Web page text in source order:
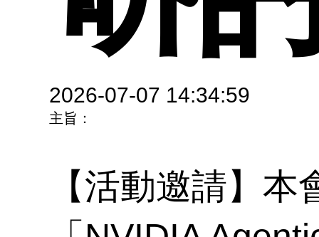
工
育
教
論
究
開
2026-07-07 14:34:59
主旨：
【活動邀請】